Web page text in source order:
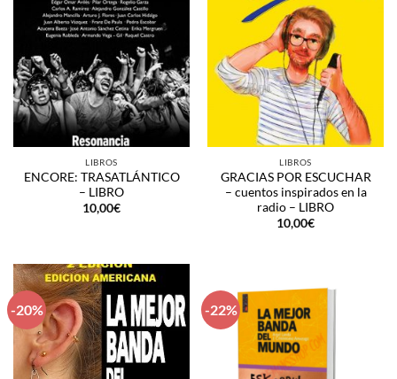
LIBROS
ENCORE: TRASATLÁNTICO
– LIBRO
10,00€
LIBROS
GRACIAS POR ESCUCHAR
– cuentos inspirados en la
radio – LIBRO
10,00€
-20% -22%